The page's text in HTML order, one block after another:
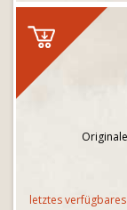
letztes